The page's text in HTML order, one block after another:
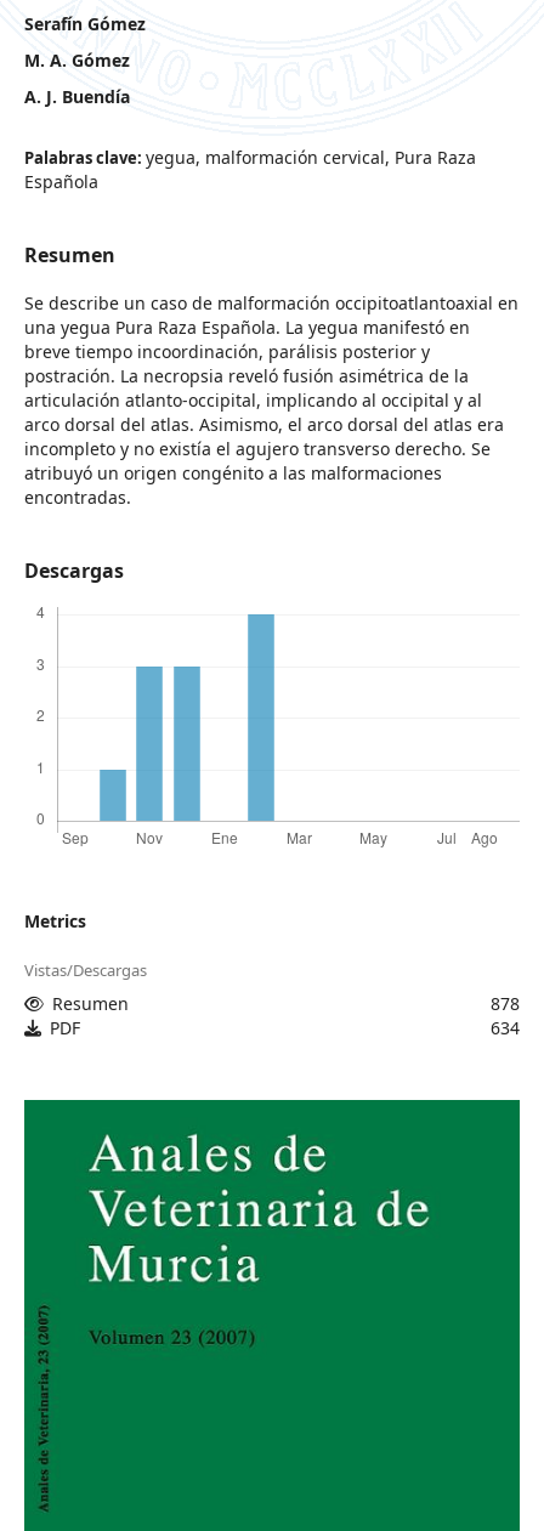
Serafín Gómez
M. A. Gómez
A. J. Buendía
Palabras clave: yegua, malformación cervical, Pura Raza
Española
Resumen
Se describe un caso de malformación occipitoatlantoaxial en
una yegua Pura Raza Española. La yegua manifestó en
breve tiempo incoordinación, parálisis posterior y
postración. La necropsia reveló fusión asimétrica de la
articulación atlanto-occipital, implicando al occipital y al
arco dorsal del atlas. Asimismo, el arco dorsal del atlas era
incompleto y no existía el agujero transverso derecho. Se
atribuyó un origen congénito a las malformaciones
encontradas.
Descargas
Metrics
Vistas/Descargas
Resumen
878
PDF
634